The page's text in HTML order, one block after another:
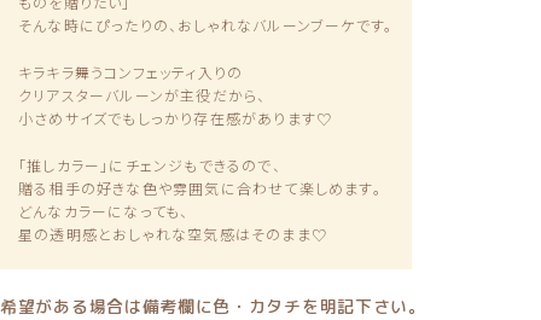
そんな時にぴったりの、おしゃれなバルーンブーケです。
キラキラ舞うコンフェッティ入りの
クリアスターバルーンが主役だから、
小さめサイズでもしっかり存在感があります♡
「推しカラー」にチェンジもできるので、
贈る相手の好きな色や雰囲気に合わせて楽しめます。
どんなカラーになっても、
星の透明感とおしゃれな空気感はそのまま♡
希望がある場合は備考欄に色・カタチを明記下さい。